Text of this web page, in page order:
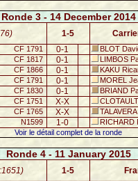
Ronde 3 - 14 December 2014
1-5
CF 1791 0-1 BLOT
CF 1817 0-1 LIMBOS
CF 1866 0-1 KAKU
CF 1791 0-1 MOREL
CF 1830 0-1 BRIAND
CF 1751 X-X
CF 1765 X-X
N1599 1-0 RICHARD
Voir le détail complet de la ronde
Ronde 4 - 11 January 2015
1-5